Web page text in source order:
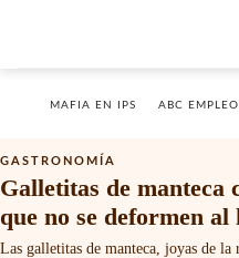
MAFIA EN IPS ABC
GASTRONOMÍA
Galletitas de manteca
que no se deformen al
Las galletitas de manteca, joyas de la